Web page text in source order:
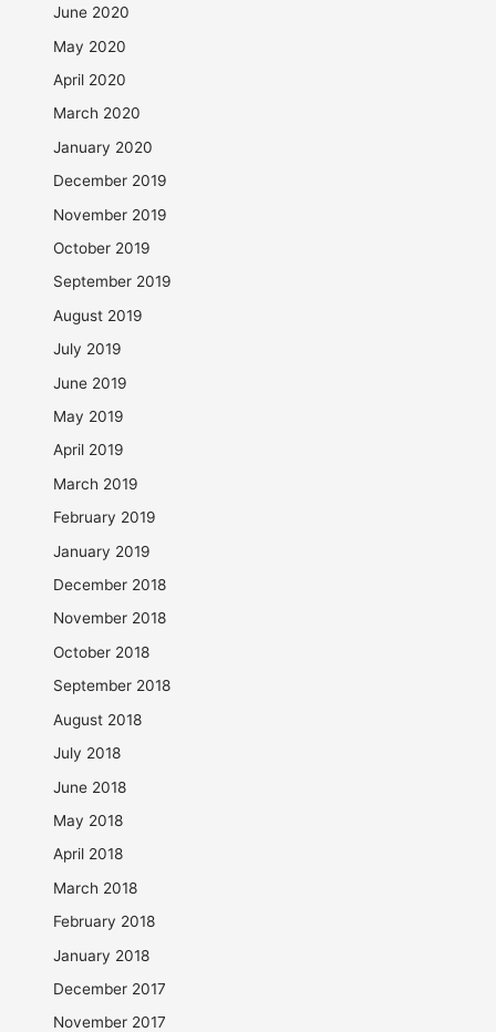
June 2020
May 2020
April 2020
March 2020
January 2020
December 2019
November 2019
October 2019
September 2019
August 2019
July 2019
June 2019
May 2019
April 2019
March 2019
February 2019
January 2019
December 2018
November 2018
October 2018
September 2018
August 2018
July 2018
June 2018
May 2018
April 2018
March 2018
February 2018
January 2018
December 2017
November 2017